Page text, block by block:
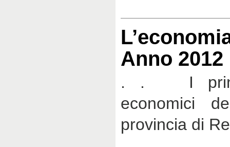
Anno 2012
. . I
economici
provincia di